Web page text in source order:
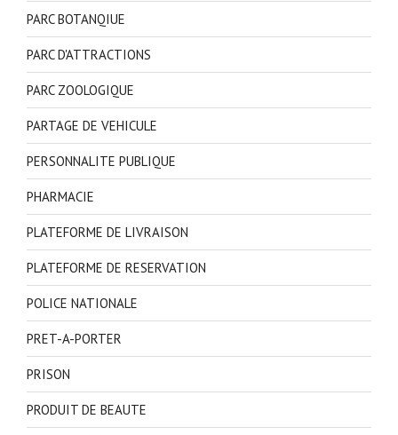
PARC BOTANQIUE
PARC D'ATTRACTIONS
PARC ZOOLOGIQUE
PARTAGE DE VEHICULE
PERSONNALITE PUBLIQUE
PHARMACIE
PLATEFORME DE LIVRAISON
PLATEFORME DE RESERVATION
POLICE NATIONALE
PRET-A-PORTER
PRISON
PRODUIT DE BEAUTE